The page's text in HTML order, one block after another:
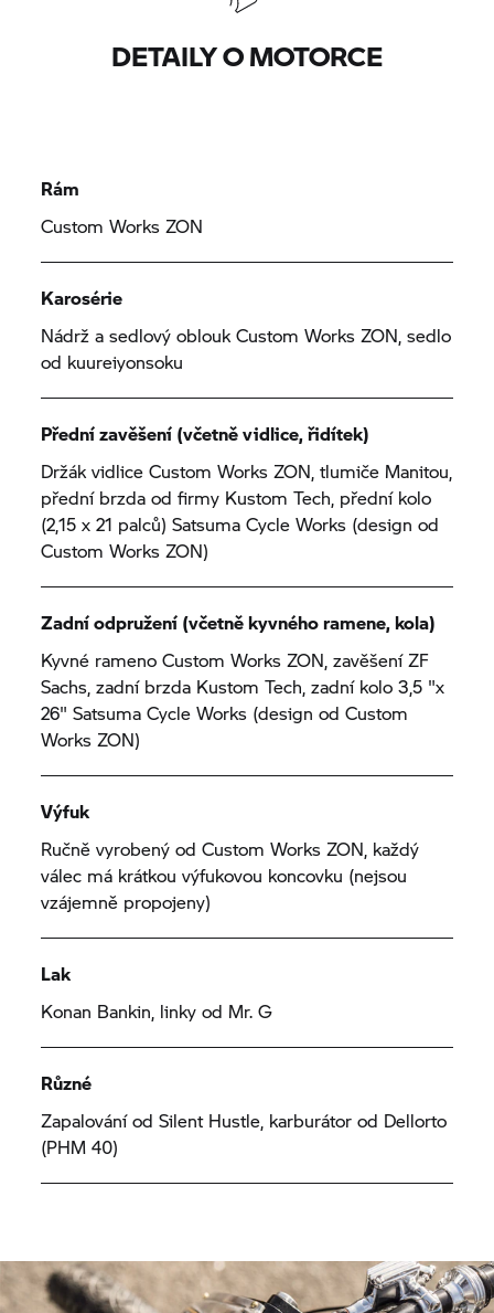
DETAILY O MOTORCE
Rám
Custom Works ZON
Karosérie
Nádrž a sedlový oblouk Custom Works ZON, sedlo
od kuureiyonsoku
Přední zavěšení (včetně vidlice, řidítek)
Držák vidlice Custom Works ZON, tlumiče Manitou,
přední brzda od firmy Kustom Tech, přední kolo
(2,15 x 21 palců) Satsuma Cycle Works (design od
Custom Works ZON)
Zadní odpružení (včetně kyvného ramene, kola)
Kyvné rameno Custom Works ZON, zavěšení ZF
Sachs, zadní brzda Kustom Tech, zadní kolo 3,5 "x
26" Satsuma Cycle Works (design od Custom
Works ZON)
Výfuk
Ručně vyrobený od Custom Works ZON, každý
válec má krátkou výfukovou koncovku (nejsou
vzájemně propojeny)
Lak
Konan Bankin, linky od Mr. G
Různé
Zapalování od Silent Hustle, karburátor od Dellorto
(PHM 40)